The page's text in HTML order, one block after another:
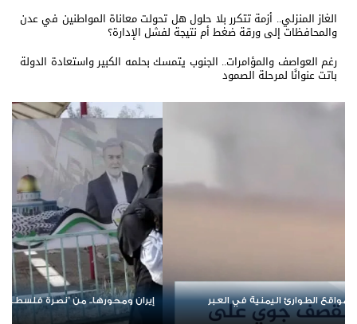
الغاز المنزلي.. أزمة تتكرر بلا حلول هل تحولت معاناة المواطنين في عدن
والمحافظات إلى ورقة ضغط أم نتيجة لفشل الإدارة؟
رغم العواصف والمؤامرات.. الجنوب يتمسك بحلمه الكبير واستعادة الدولة
باتت عنوانًا لمرحلة الصمود
المنطقة
من صنع الأزمة لا يقود الحل؟.. تحالف جديد في باب
ملف إخفاقات التحالف العربي في اليمن